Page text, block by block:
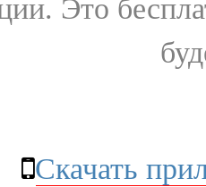
Это
Скачать